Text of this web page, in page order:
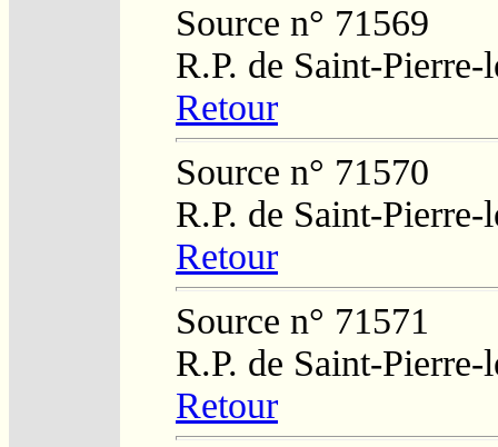
Source n° 71569
R.P. de Saint-
Retour
Source n° 71570
R.P. de Saint-
Retour
Source n° 71571
R.P. de Saint-
Retour